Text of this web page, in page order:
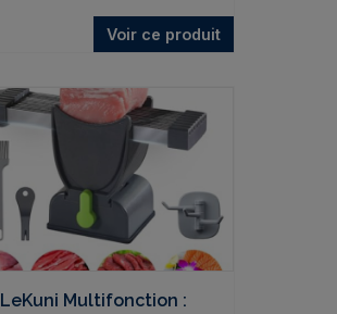
Voir ce produit
LeKuni Multifonction :